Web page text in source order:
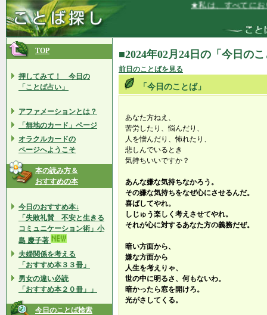
★私は、すべてにお
TOP
押してみて！ 今日の
「ことば占い」
アファメーションとは？
「無地のカード」ページ
オラクルカードの
ページへようこそ
本の読み方＆
おすすめの本
今日のおすすめ本↓
「失敗礼賛 不安と生きる
コミュニケーション術」小
島 慶子著
夫婦関係を考える
「おすすめ本３３冊」
男女の違い必読
「おすすめ本２０冊」」
今日のことば検索
■2024年02月24日の「今日の
前日のことばを見る
「今日のことば」
あなた方ねえ、
苦労したり、悩んだり、
人を憎んだり、怖れたり、
悲しんでいるとき
気持ちいいですか？
あんな嫌な気持ちなかろう。
その嫌な気持ちをなぜ心にさせるんだ。
喜ばしてやれ。
しじゅう楽しく考えさせてやれ。
それが心に対するあなた方の義務だぜ。
暗い方面から、
嫌な方面から
人生を考えりゃ、
世の中に明るさ、何もないわ。
暗かったら窓を開けろ。
光がさしてくる。